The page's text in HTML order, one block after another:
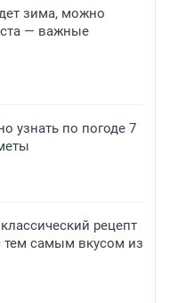
зима, можно
— важные
узнать по погоде 7
рецепт
тем самым вкусом из